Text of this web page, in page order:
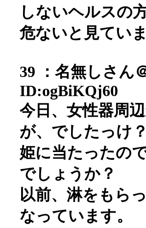
しないヘルスの
危ないと見ていま
39 ：名無しさん
ID:ogBiKQj60
今日、女性器周
が、でしたっけ
姫に当たったの
でしょうか？
以前、淋をもら
なっています。